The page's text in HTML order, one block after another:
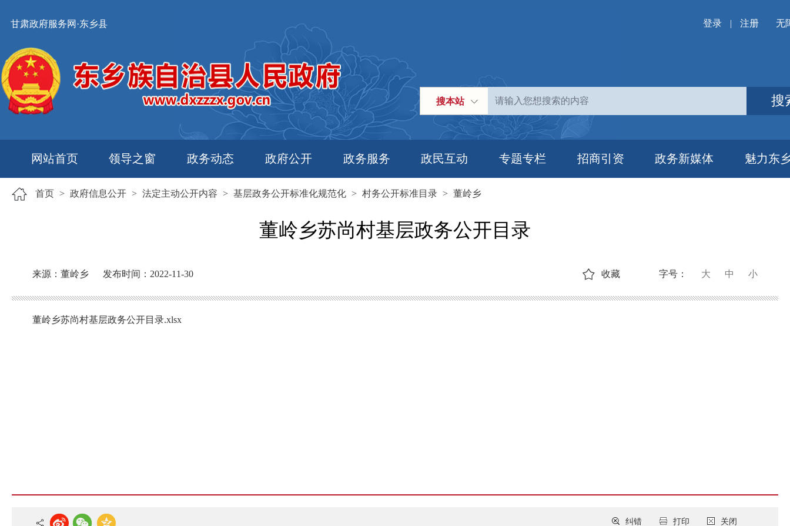
甘肃政府服务网·东乡县 登录 | 注册 无
搜本站 搜
网站首页 领导之窗 政务动态 政府公开 政务服务 政民互动 专题专栏 招商引资 政务新媒体 魅力东
首页 > 政府信息公开 > 法定主动公开内容 > 基层政务公开标准化规范化 > 村务公开标准目录 > 董岭乡
董岭乡苏尚村基层政务公开目录
来源：董岭乡 发布时间：2022-11-30 字号： 大 中 小
收藏
董岭乡苏尚村基层政务公开目录.xlsx
关闭
打印
纠错